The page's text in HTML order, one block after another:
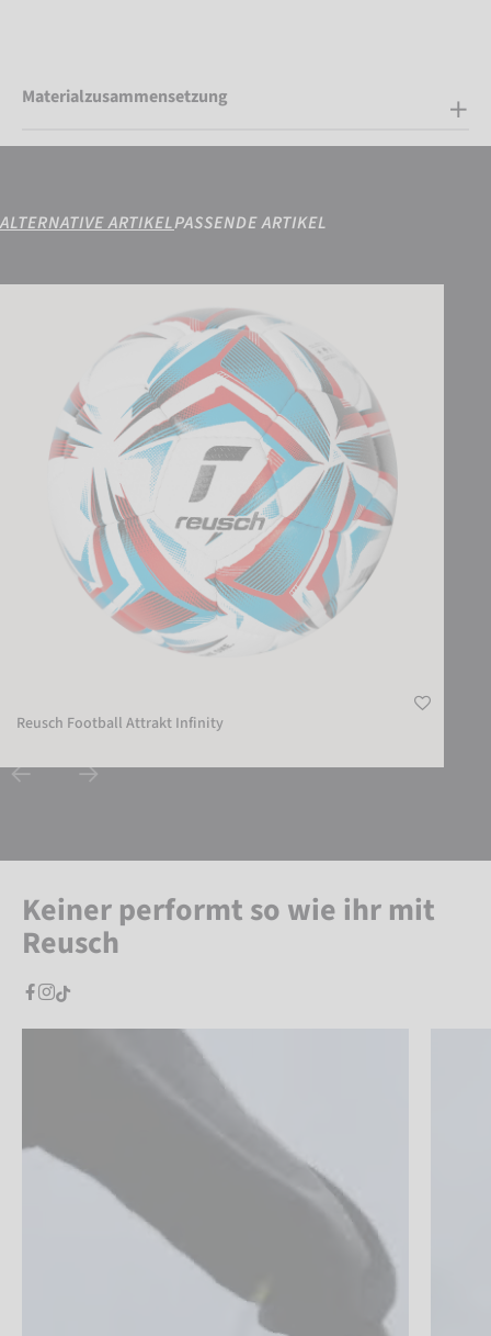
Materialzusammensetzung
ALTERNATIVE ARTIKELPASSENDE ARTIKEL
Reusch Football Attrakt Infinity
Keiner performt so wie ihr mit
Reusch